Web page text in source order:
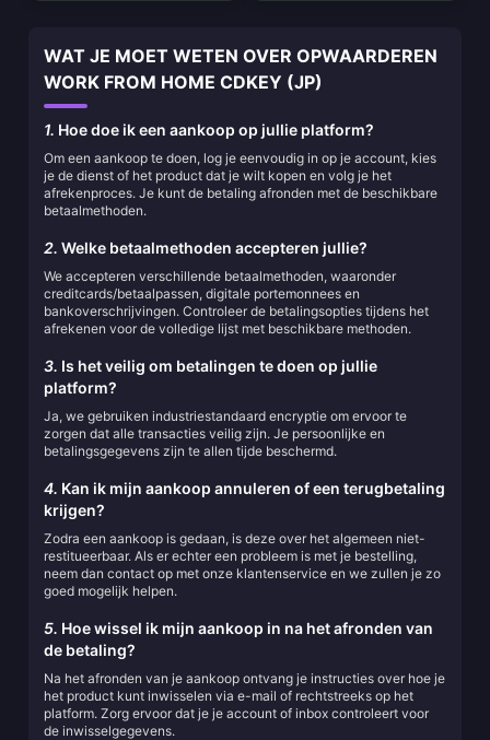
WAT JE MOET WETEN OVER OPWAARDEREN
WORK FROM HOME CDKEY (JP)
1. Hoe doe ik een aankoop op jullie platform?
Om een aankoop te doen, log je eenvoudig in op je account, kies
je de dienst of het product dat je wilt kopen en volg je het
afrekenproces. Je kunt de betaling afronden met de beschikbare
betaalmethoden.
2. Welke betaalmethoden accepteren jullie?
We accepteren verschillende betaalmethoden, waaronder
creditcards/betaalpassen, digitale portemonnees en
bankoverschrijvingen. Controleer de betalingsopties tijdens het
afrekenen voor de volledige lijst met beschikbare methoden.
3. Is het veilig om betalingen te doen op jullie
platform?
Ja, we gebruiken industriestandaard encryptie om ervoor te
zorgen dat alle transacties veilig zijn. Je persoonlijke en
betalingsgegevens zijn te allen tijde beschermd.
4. Kan ik mijn aankoop annuleren of een terugbetaling
krijgen?
Zodra een aankoop is gedaan, is deze over het algemeen niet-
restitueerbaar. Als er echter een probleem is met je bestelling,
neem dan contact op met onze klantenservice en we zullen je zo
goed mogelijk helpen.
5. Hoe wissel ik mijn aankoop in na het afronden van
de betaling?
Na het afronden van je aankoop ontvang je instructies over hoe je
het product kunt inwisselen via e-mail of rechtstreeks op het
platform. Zorg ervoor dat je je account of inbox controleert voor
de inwisselgegevens.